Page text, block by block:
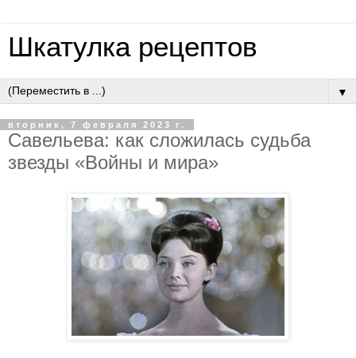
Шкатулка рецептов
▼
вторник, 7 февраля 2023 г.
Савельева: как сложилась судьба
звезды «Войны и мира»